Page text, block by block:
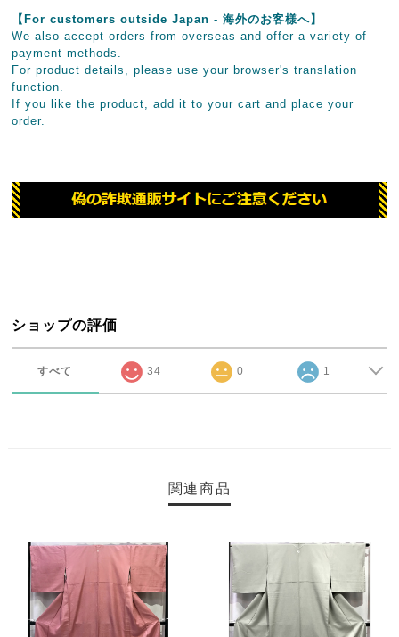
【For customers outside Japan - 海外のお客様へ】
We also accept orders from overseas and offer a variety of
payment methods.
For product details, please use your browser's translation
function.
If you like the product, add it to your cart and place your
order.
ショップの評価
すべて 34 0 1
関連商品